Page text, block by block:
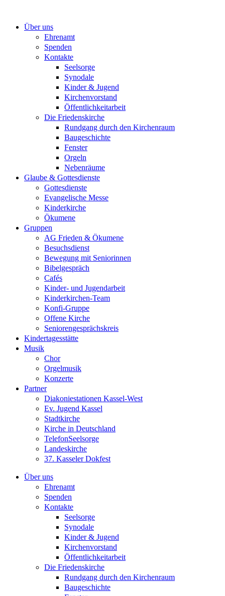
springenÜber uns
Ehrenamt
Spenden
Kontakte
Seelsorge
Synodale
Kinder & Jugend
Kirchenvorstand
Öffentlichkeitarbeit
Die Friedenskirche
Rundgang durch den Kirchenraum
Baugeschichte
Fenster
Orgeln
Nebenräume
Glaube & Gottesdienste
Gottesdienste
Evangelische Messe
Kinderkirche
Ökumene
Gruppen
AG Frieden & Ökumene
Besuchsdienst
Bewegung mit Seniorinnen
Bibelgespräch
Cafés
Kinder- und Jugendarbeit
Kinderkirchen-Team
Konfi-Gruppe
Offene Kirche
Seniorengesprächskreis
Kindertagesstätte
Musik
Chor
Orgelmusik
Konzerte
Partner
Diakoniestationen Kassel-West
Ev. Jugend Kassel
Stadtkirche
Kirche in Deutschland
TelefonSeelsorge
Landeskirche
37. Kasseler Dokfest
Über uns
Ehrenamt
Spenden
Kontakte
Seelsorge
Synodale
Kinder & Jugend
Kirchenvorstand
Öffentlichkeitarbeit
Die Friedenskirche
Rundgang durch den Kirchenraum
Baugeschichte